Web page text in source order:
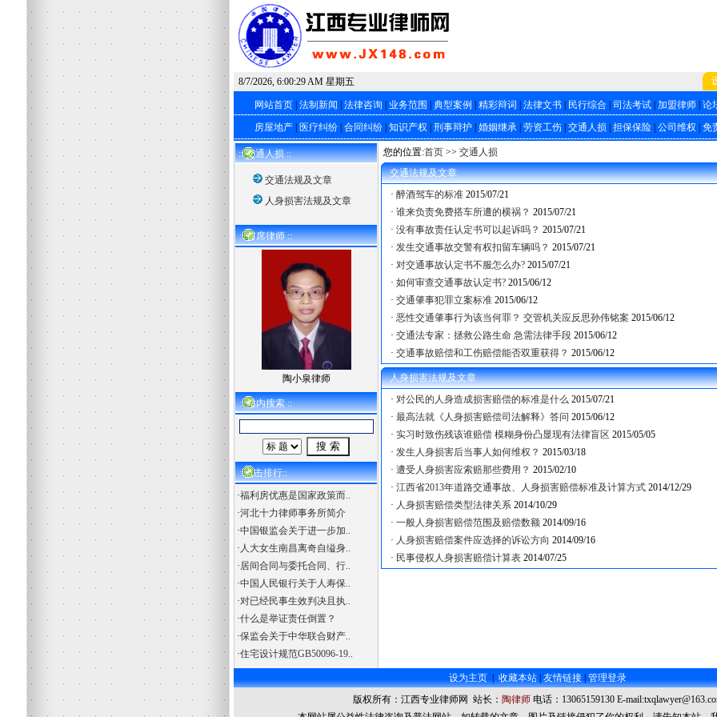
8/7/2026, 6:00:30 AM 星期五
网站首页 法制新闻 法律咨询 业务范围 典型案例 精彩辩词 法律文书 民行综合 司法考试 加盟律师 论
房屋地产
医疗纠纷 合同纠纷 知识产权 刑事辩护 婚姻继承 劳资工伤 交通人损 担保保险 公司维权 免
:: 交通人损 ::
交通法规及文章
人身损害法规及文章
:: 首席律师 ::
陶小泉律师
:: 站内搜索 ::
::点击排行::
·福利房优惠是国家政策而..
·河北十力律师事务所简介
·中国银监会关于进一步加..
· 人大女生南昌离奇自缢身..
·居间合同与委托合同、行..
·中国人民银行关于人寿保..
·对已经民事生效判决且执..
·什么是举证责任倒置？
·保监会关于中华联合财产..
·住宅设计规范GB50096-19..
您的位置:首页 >> 交通人损
交通法规及文章
· 醉酒驾车的标准 2015/07/21
· 谁来负责免费搭车所遭的横祸？ 2015/07/21
· 没有事故责任认定书可以起诉吗？ 2015/07/21
· 发生交通事故交警有权扣留车辆吗？ 2015/07/21
· 对交通事故认定书不服怎么办? 2015/07/21
· 如何审查交通事故认定书? 2015/06/12
· 交通肇事犯罪立案标准 2015/06/12
· 恶性交通肇事行为该当何罪？ 交管机关应反思孙伟铭案 2015/06/12
· 交通法专家：拯救公路生命 急需法律手段 2015/06/12
· 交通事故赔偿和工伤赔偿能否双重获得？ 2015/06/12
人身损害法规及文章
· 对公民的人身造成损害赔偿的标准是什么 2015/07/21
· 最高法就《人身损害赔偿司法解释》答问 2015/06/12
· 实习时致伤残该谁赔偿 模糊身份凸显现有法律盲区 2015/05/05
· 发生人身损害后当事人如何维权？ 2015/03/18
· 遭受人身损害应索赔那些费用？ 2015/02/10
· 江西省2013年道路交通事故、人身损害赔偿标准及计算方式 2014/12/29
· 人身损害赔偿类型法律关系 2014/10/29
· 一般人身损害赔偿范围及赔偿数额 2014/09/16
· 人身损害赔偿案件应选择的诉讼方向 2014/09/16
· 民事侵权人身损害赔偿计算表 2014/07/25
设为主页 收藏本站 友情链接 管理登录
版权所有：江西专业律师网 站长： 陶律师电话：13065159130 E-